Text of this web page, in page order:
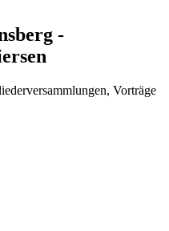
-
Vorträge